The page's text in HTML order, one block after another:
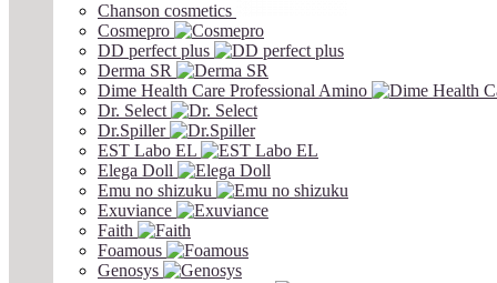
Chanson cosmetics
Cosmepro
DD perfect plus
Derma SR
Dime Health Care Professional Amino
Dr. Select
Dr.Spiller
EST Labo EL
Elega Doll
Emu no shizuku
Exuviance
Faith
Foamous
Genosys